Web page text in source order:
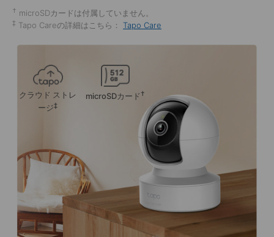
† microSDカードは付属していません。
‡ Tapo Careの詳細はこちら： Tapo Care
クラウド ストレ
ージ‡
microSDカード†